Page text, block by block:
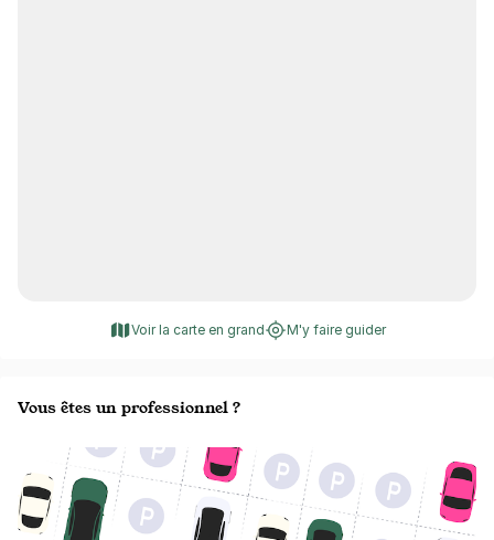
Voir la carte en grand M'y faire guider
Vous êtes un professionnel ?